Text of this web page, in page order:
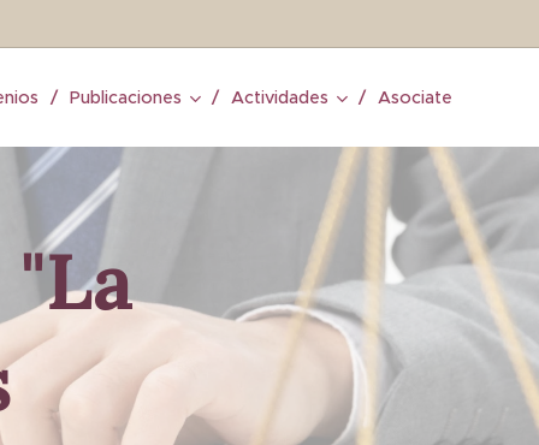
Publicaciones Actividades Asociate